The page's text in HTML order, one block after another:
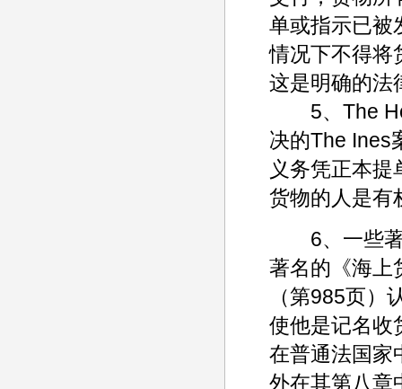
单或指示已被
情况下不得将
这是明确的法
5、The
决的The Ines
义务凭正本
货物的人是
6、一些著
著名的《海上
（第985页）
使他是记名收
在普通法国
外在其第八章